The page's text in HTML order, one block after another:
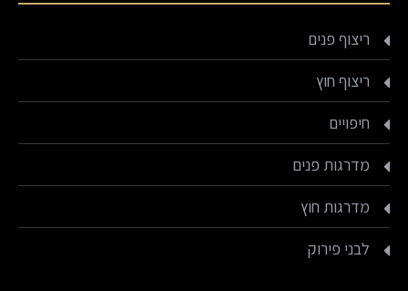
ריצוף פנים
ריצוף חוץ
חיפויים
מדרגות פנים
מדרגות חוץ
לבני פירוק